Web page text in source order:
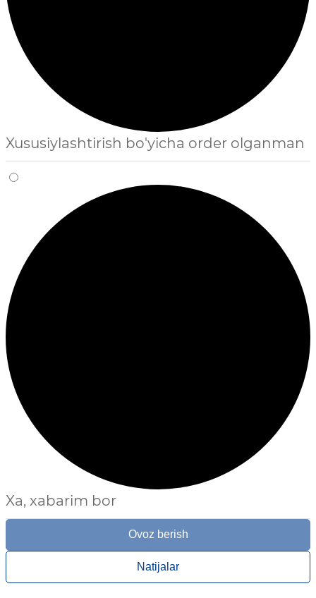
Xususiylashtirish bo'yicha order olganman
Xa, xabarim bor
Ovoz berish
Natijalar